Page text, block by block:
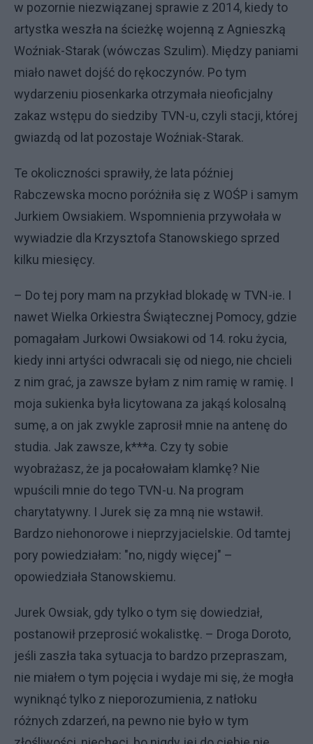
w pozornie niezwiązanej sprawie z 2014, kiedy to
artystka weszła na ścieżkę wojenną z Agnieszką
Woźniak-Starak (wówczas Szulim). Między paniami
miało nawet dojść do rękoczynów. Po tym
wydarzeniu piosenkarka otrzymała nieoficjalny
zakaz wstępu do siedziby TVN-u, czyli stacji, której
gwiazdą od lat pozostaje Woźniak-Starak.
Te okoliczności sprawiły, że lata później
Rabczewska mocno poróżniła się z WOŚP i samym
Jurkiem Owsiakiem. Wspomnienia przywołała w
wywiadzie dla Krzysztofa Stanowskiego sprzed
kilku miesięcy.
– Do tej pory mam na przykład blokadę w TVN-ie. I
nawet Wielka Orkiestra Świątecznej Pomocy, gdzie
pomagałam Jurkowi Owsiakowi od 14. roku życia,
kiedy inni artyści odwracali się od niego, nie chcieli
z nim grać, ja zawsze byłam z nim ramię w ramię. I
moja sukienka była licytowana za jakąś kolosalną
sumę, a on jak zwykle zaprosił mnie na antenę do
studia. Jak zawsze, k***a. Czy ty sobie
wyobrażasz, że ja pocałowałam klamkę? Nie
wpuścili mnie do tego TVN-u. Na program
charytatywny. I Jurek się za mną nie wstawił.
Bardzo niehonorowe i nieprzyjacielskie. Od tamtej
pory powiedziałam: "no, nigdy więcej" –
opowiedziała Stanowskiemu.
Jurek Owsiak, gdy tylko o tym się dowiedział,
postanowił przeprosić wokalistkę. – Droga Doroto,
jeśli zaszła taka sytuacja to bardzo przepraszam,
nie miałem o tym pojęcia i wydaje mi się, że mogła
wyniknąć tylko z nieporozumienia, z natłoku
różnych zdarzeń, na pewno nie było w tym